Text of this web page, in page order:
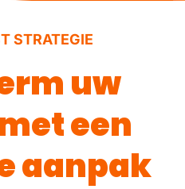
STRATEGIE
uw
een
aanpak